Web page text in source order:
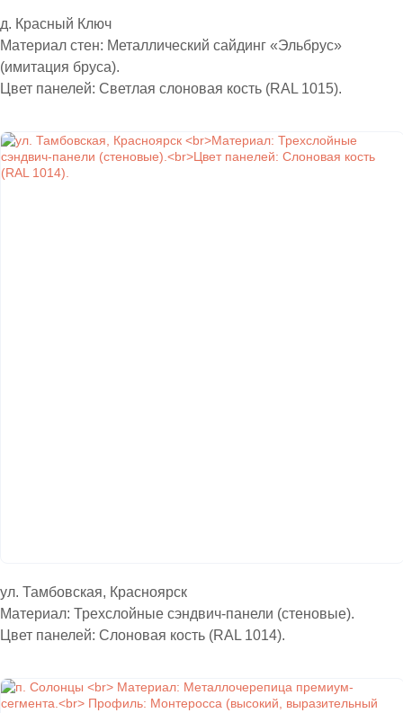
д. Красный Ключ
Материал стен: Металлический сайдинг «Эльбрус»
(имитация бруса).
Цвет панелей: Светлая слоновая кость (RAL 1015).
ул. Тамбовская, Красноярск
Материал: Трехслойные сэндвич-панели (стеновые).
Цвет панелей: Слоновая кость (RAL 1014).